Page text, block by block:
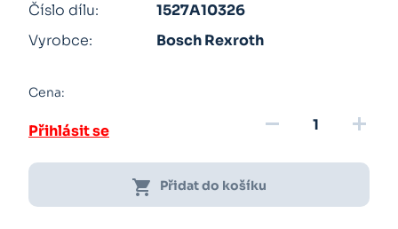
Číslo dílu:
1527A10326
Vyrobce:
Bosch Rexroth
Cena:
Přihlásit se remove add
shopping_cart Přidat do košíku